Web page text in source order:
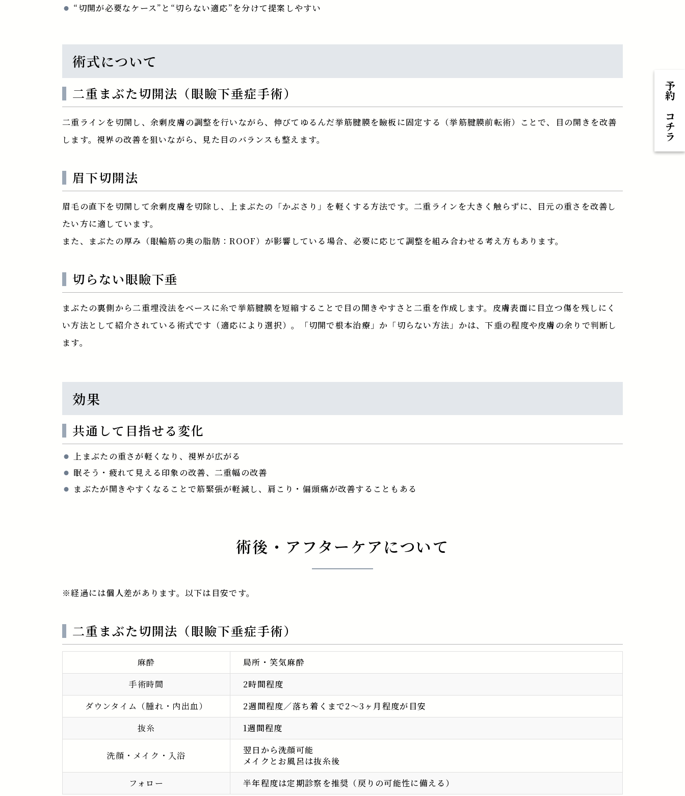
予約はコチラ
“切開が必要なケース”と“切らない適応”を分けて提案しやすい
術式について
二重まぶた切開法（眼瞼下垂症手術）
二重ラインを切開し、余剰皮膚の調整を行いながら、伸びてゆるんだ挙筋腱膜を瞼板に固定する（挙筋腱膜前転術）ことで、目の開きを改善
します。視界の改善を狙いながら、見た目のバランスも整えます。
眉下切開法
眉毛の直下を切開して余剰皮膚を切除し、上まぶたの「かぶさり」を軽くする方法です。二重ラインを大きく触らずに、目元の重さを改善し
たい方に適しています。
また、まぶたの厚み（眼輪筋の奥の脂肪：ROOF）が影響している場合、必要に応じて調整を組み合わせる考え方もあります。
切らない眼瞼下垂
まぶたの裏側から二重埋没法をベースに糸で挙筋腱膜を短縮することで目の開きやすさと二重を作成します。皮膚表面に目立つ傷を残しにく
い方法として紹介されている術式です（適応により選択）。「切開で根本治療」か「切らない方法」かは、下垂の程度や皮膚の余りで判断し
ます。
効果
共通して目指せる変化
上まぶたの重さが軽くなり、視界が広がる
眠そう・疲れて見える印象の改善、二重幅の改善
まぶたが開きやすくなることで筋緊張が軽減し、肩こり・偏頭痛が改善することもある
術後・アフターケアについて
※経過には個人差があります。以下は目安です。
二重まぶた切開法（眼瞼下垂症手術）
麻酔
局所・笑気麻酔
手術時間
2時間程度
ダウンタイム（腫れ・内出血）
2週間程度／落ち着くまで2～3ヶ月程度が目安
抜糸
1週間程度
洗顔・メイク・入浴
翌日から洗顔可能
メイクとお風呂は抜糸後
フォロー
半年程度は定期診察を推奨（戻りの可能性に備える）